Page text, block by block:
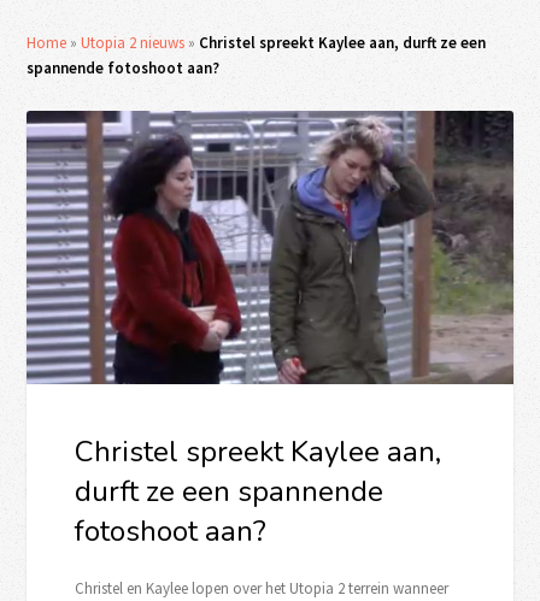
Home »Utopia 2 nieuws » Christel spreekt Kaylee aan, durft ze een
spannende fotoshoot aan?
Christel spreekt Kaylee aan,
durft ze een spannende
fotoshoot aan?
Christel en Kaylee lopen over het Utopia 2 terrein wanneer